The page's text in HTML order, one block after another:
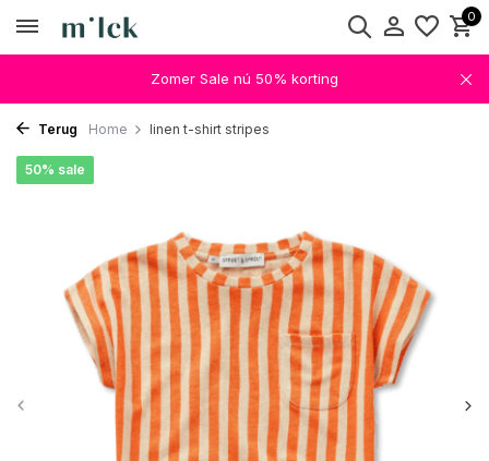
0
Zomer Sale nú 50% korting
Terug Home linen t-shirt stripes
50% sale